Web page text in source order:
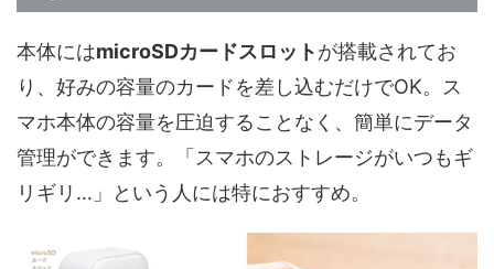
本体にはmicroSDカードスロットが搭載されてお
り、好みの容量のカードを差し込むだけでOK。ス
マホ本体の容量を圧迫することなく、簡単にデータ
管理ができます。「スマホのストレージがいつもギ
リギリ…」という人には特におすすめ。